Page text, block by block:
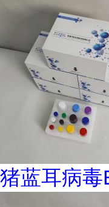
猪蓝耳病